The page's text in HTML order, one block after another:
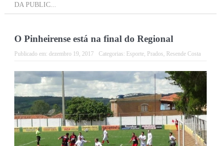
DA PUBLIC...
O Pinheirense está na final do Regional
Publicado em: dezembro 19, 2017 Categorias: Esporte, Prados Resende Costa